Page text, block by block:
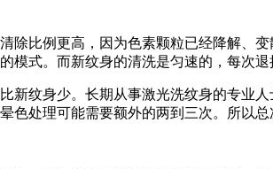
除比例更高，因为色素颗粒已经降解、
式。而新纹身的清洗是匀速的，每次
新纹身少。长期从事激光洗纹身的专业
处理可能需要额外的两到三次。所以